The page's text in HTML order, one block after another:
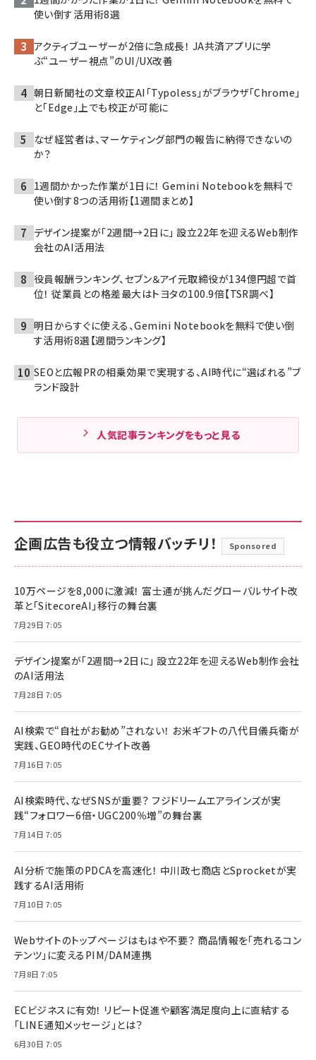
使い倒す活用術8選
アクティブユーザーが2倍に急成長！ JA共済アプリに学
ぶ“ユーザー視点”のUI/UX改善
朝日新聞社の文章校正AI「Typoless」がブラウザ「Chrome」
と「Edge」上でも校正が可能に
なぜ経営者は、マーケティング部門の報告に納得できないの
か？
1週間かかった作業が1日に！ Gemini Notebookを無料で
使い倒す8つの活用術【1週間まとめ】
デザイン提案が「2週間→2日に」 設立22年を迎えるWeb制作
会社のAI活用法
役員報酬ランキング、セブン＆アイ元取締役が134億円超で首
位！ 従業員との格差最大はトヨタの100.9倍【TSR調べ】
明日からすぐに使える、Gemini Notebookを無料で使い倒
す活用術8選【週間ランキング】
SEOと広報PRの相乗効果で実現する、AI時代に“選ばれる”ブ
ランド設計
人気記事ランキングをもっと見る
企画広告も役立つ情報バッチリ！ Sponsored
10万ページを8,000に激減！ 富士通が挑んだグローバルサイト改
革と「SitecoreAI」移行の舞台裏
7月29日 7:05
デザイン提案が「2週間→2日に」 設立22年を迎えるWeb制作会社
のAI活用法
7月28日 7:05
AI検索で“自社がお勧め”されない！ お米ギフトの八代目儀兵衛が
実践、GEO時代のECサイト改善
7月16日 7:05
AI検索時代、なぜSNSが重要？ フジドリームエアラインズが実
践“フォロワー6倍・UGC200％増”の舞台裏
7月14日 7:05
AI分析で施策のPDCAを高速化！ 中川政七商店とSprocketが実
践するAI活用術
7月10日 7:05
Webサイトのトップページはもはや不要？ 商品情報を「売れるコン
テンツ」に変えるPIM/DAM連携
7月8日 7:05
ECビジネスに有効！ リピート促進や顧客満足度向上に直結する
「LINE通知メッセージ」とは？
6月30日 7:05